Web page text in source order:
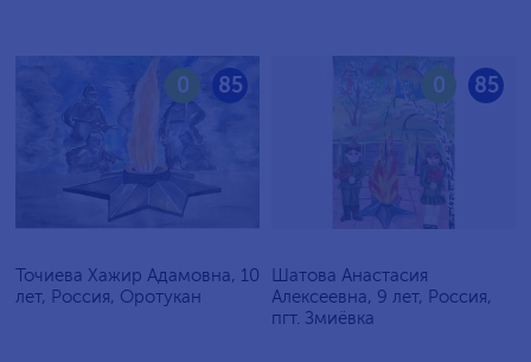
85
0
Точиева Хажир Адамовна, 10
лет, Россия, Оротукан
85
0
Шатова Анастасия
Алексеевна, 9 лет, Россия,
пгт. Змиёвка